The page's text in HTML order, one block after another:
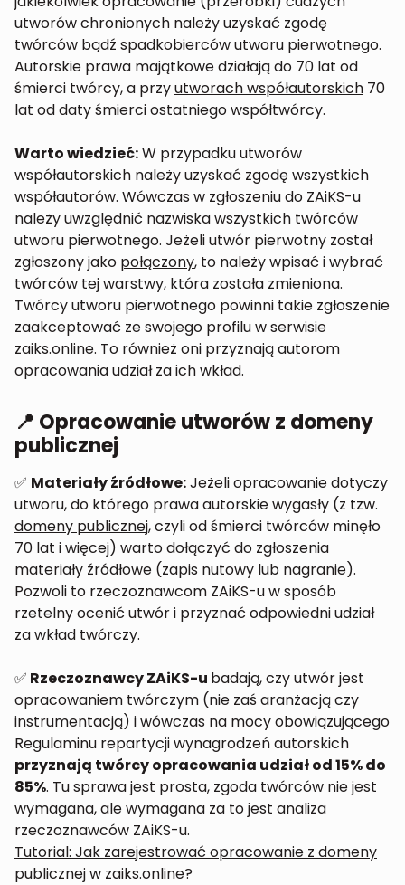
utworów chronionych należy uzyskać zgodę
twórców bądź spadkobierców utworu pierwotnego.
Autorskie prawa majątkowe działają do 70 lat od
śmierci twórcy, a przyutworach współautorskich 70
lat od daty śmierci ostatniego współtwórcy.
Warto wiedzieć:W przypadku utworów
współautorskich należy uzyskać zgodę wszystkich
współautorów. Wówczas w zgłoszeniu do ZAiKS-u
należy uwzględnić nazwiska wszystkich twórców
utworu pierwotnego. Jeżeli utwór pierwotny został
zgłoszony jako połączony, to należy wpisać i wybrać
twórców tej warstwy, która została zmieniona.
Twórcy utworu pierwotnego powinni takie zgłoszenie
zaakceptować ze swojego profilu w serwisie
zaiks.online. To również oni przyznają autorom
opracowania udział za ich wkład.
📍 Opracowanie utworów z domeny
publicznej
✅ Materiały źródłowe:Jeżeli opracowanie dotyczy
utworu, do którego prawa autorskie wygasły (z tzw.
domeny publicznej, czyli od śmierci twórców minęło
70 lat i więcej) warto dołączyć do zgłoszenia
materiały źródłowe (zapis nutowy lub nagranie).
Pozwoli to rzeczoznawcom ZAiKS-u w sposób
rzetelny ocenić utwór i przyznać odpowiedni udział
za wkład twórczy.
✅ Rzeczoznawcy ZAiKS-u badają, czy utwór jest
opracowaniem twórczym (nie zaś aranżacją czy
instrumentacją) i wówczas na mocy obowiązującego
Regulaminu repartycji wynagrodzeń autorskich
przyznają twórcy opracowania udział od 15% do
85%. Tu sprawa jest prosta, zgoda twórców nie jest
wymagana, ale wymagana za to jest analiza
rzeczoznawców ZAiKS-u.
Tutorial: Jak zarejestrować opracowanie z domeny
publicznej w zaiks.online?